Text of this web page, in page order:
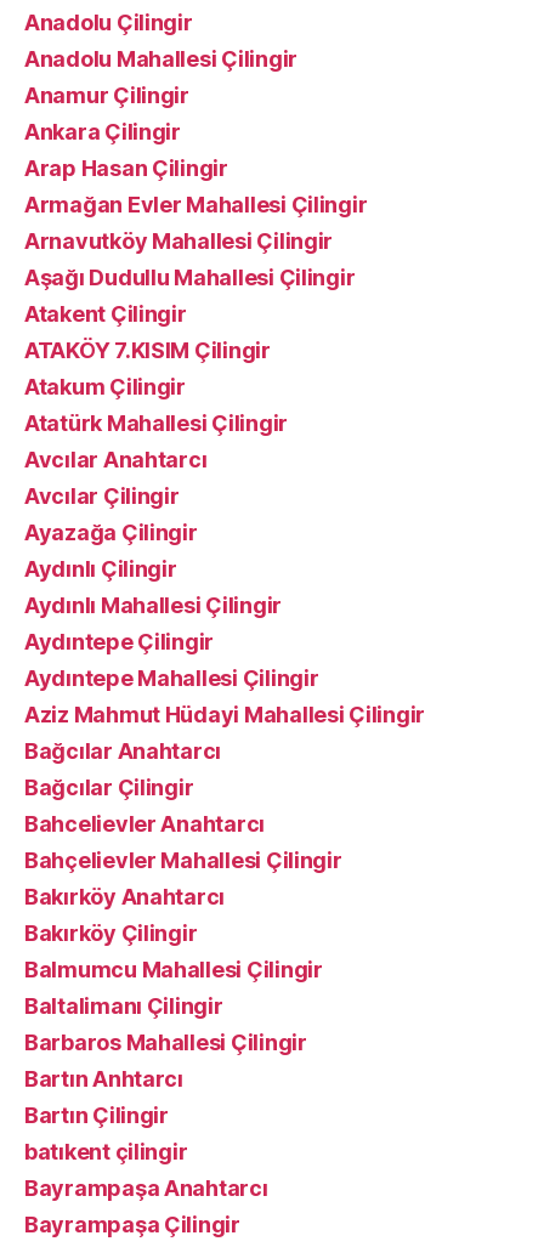
Anadolu Çilingir
Anadolu Mahallesi Çilingir
Anamur Çilingir
Ankara Çilingir
Arap Hasan Çilingir
Armağan Evler Mahallesi Çilingir
Arnavutköy Mahallesi Çilingir
Aşağı Dudullu Mahallesi Çilingir
Atakent Çilingir
ATAKÖY 7.KISIM Çilingir
Atakum Çilingir
Atatürk Mahallesi Çilingir
Avcılar Anahtarcı
Avcılar Çilingir
Ayazağa Çilingir
Aydınlı Çilingir
Aydınlı Mahallesi Çilingir
Aydıntepe Çilingir
Aydıntepe Mahallesi Çilingir
Aziz Mahmut Hüdayi Mahallesi Çilingir
Bağcılar Anahtarcı
Bağcılar Çilingir
Bahcelievler Anahtarcı
Bahçelievler Mahallesi Çilingir
Bakırköy Anahtarcı
Bakırköy Çilingir
Balmumcu Mahallesi Çilingir
Baltalimanı Çilingir
Barbaros Mahallesi Çilingir
Bartın Anhtarcı
Bartın Çilingir
batıkent çilingir
Bayrampaşa Anahtarcı
Bayrampaşa Çilingir